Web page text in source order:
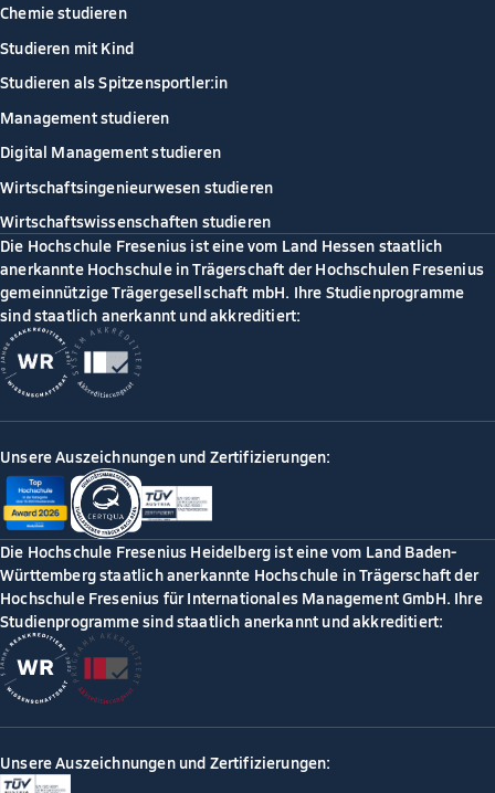
Chemie studieren
Studieren mit Kind
Studieren als Spitzensportler:in
Management studieren
Digital Management studieren
Wirtschaftsingenieurwesen studieren
Wirtschaftswissenschaften studieren
Die Hochschule Fresenius ist eine vom Land Hessen staatlich
anerkannte Hochschule in Trägerschaft der Hochschulen Fresenius
gemeinnützige Trägergesellschaft mbH. Ihre Studienprogramme
sind staatlich anerkannt und akkreditiert:
Unsere Auszeichnungen und Zertifizierungen:
Die Hochschule Fresenius Heidelberg ist eine vom Land Baden-
Württemberg staatlich anerkannte Hochschule in Trägerschaft der
Hochschule Fresenius für Internationales Management GmbH. Ihre
Studienprogramme sind staatlich anerkannt und akkreditiert:
Unsere Auszeichnungen und Zertifizierungen: